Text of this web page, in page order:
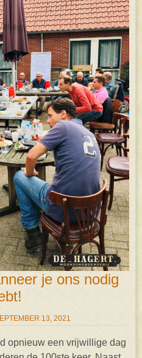
je ons nodig
13, 2021
opnieuw een vrijwillige dag